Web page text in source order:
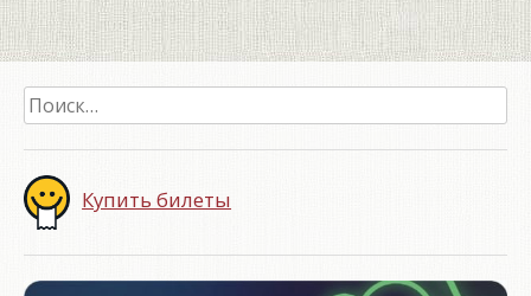
Найти:
Купить билеты